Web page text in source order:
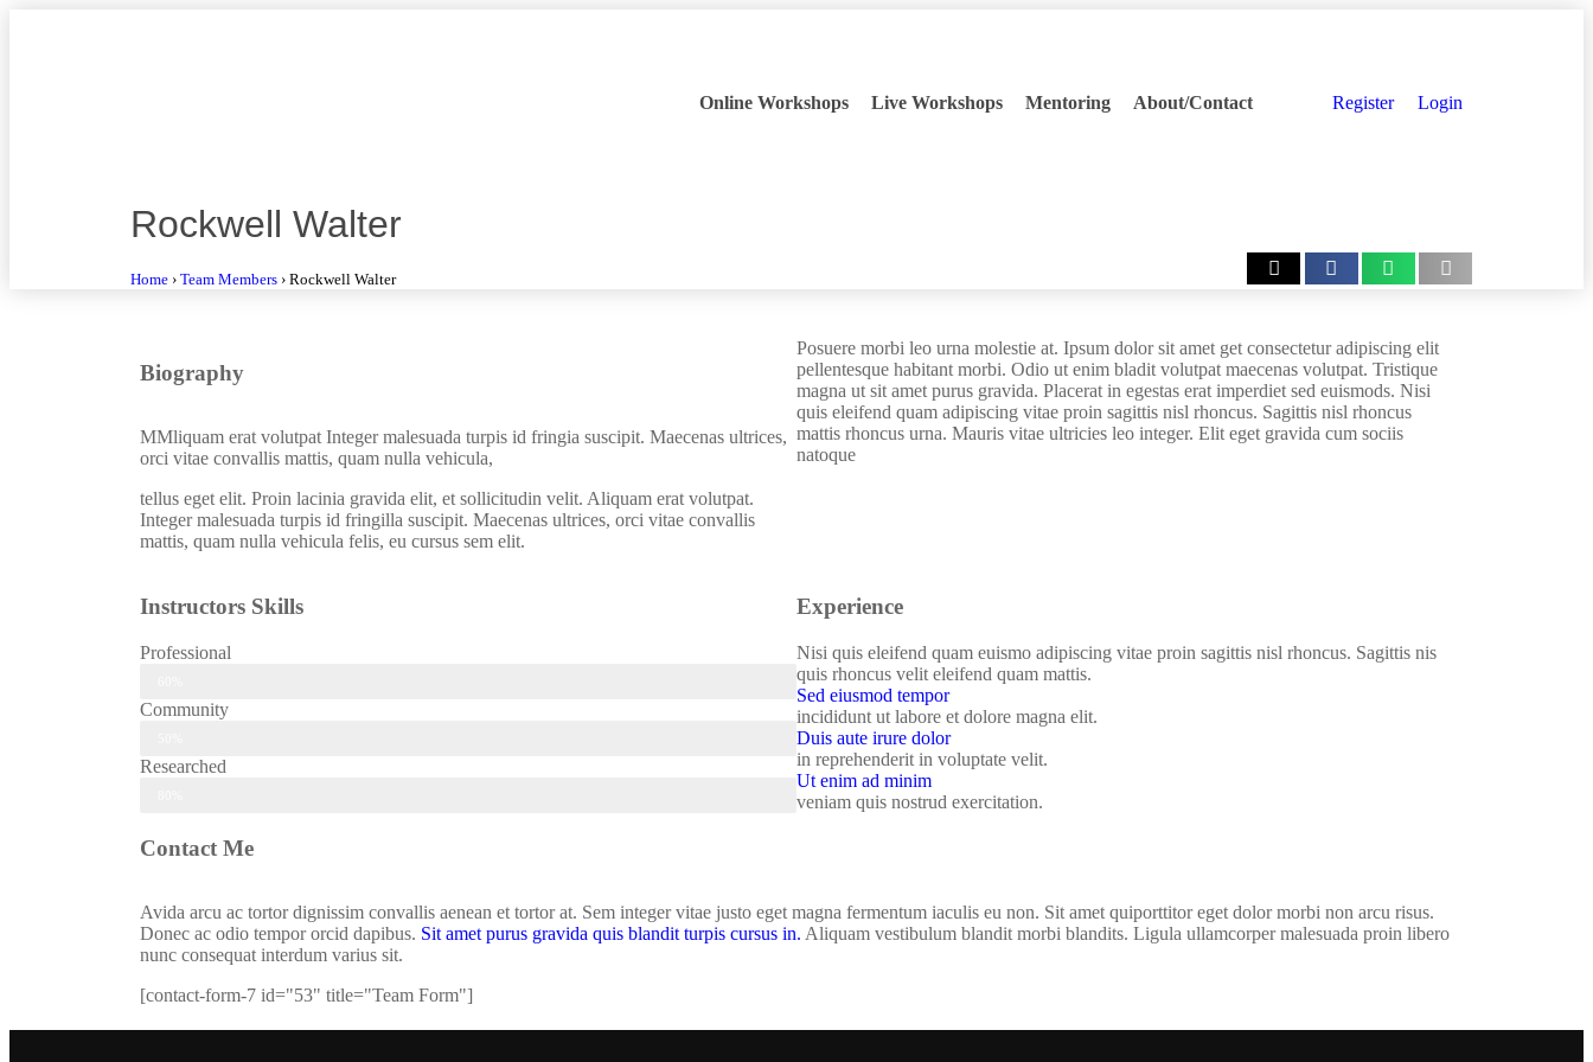
Online Workshops Live Workshops Mentoring About/Contact Register Login
Rockwell Walter
Home › Team Members › Rockwell Walter
Biography
MMliquam erat volutpat Integer malesuada turpis id fringia suscipit. Maecenas ultrices,
orci vitae convallis mattis, quam nulla vehicula,
tellus eget elit. Proin lacinia gravida elit, et sollicitudin velit. Aliquam erat volutpat.
Integer malesuada turpis id fringilla suscipit. Maecenas ultrices, orci vitae convallis
mattis, quam nulla vehicula felis, eu cursus sem elit.
Posuere morbi leo urna molestie at. Ipsum dolor sit amet get consectetur adipiscing elit
pellentesque habitant morbi. Odio ut enim bladit volutpat maecenas volutpat. Tristique
magna ut sit amet purus gravida. Placerat in egestas erat imperdiet sed euismods. Nisi
quis eleifend quam adipiscing vitae proin sagittis nisl rhoncus. Sagittis nisl rhoncus
mattis rhoncus urna. Mauris vitae ultricies leo integer. Elit eget gravida cum sociis
natoque
Instructors Skills
Professional
Community
Researched
Experience
Nisi quis eleifend quam euismo adipiscing vitae proin sagittis nisl rhoncus. Sagittis nis
quis rhoncus velit eleifend quam mattis.
Sed eiusmod tempor
incididunt ut labore et dolore magna elit.
Duis aute irure dolor
in reprehenderit in voluptate velit.
Ut enim ad minim
veniam quis nostrud exercitation.
Contact Me
Avida arcu ac tortor dignissim convallis aenean et tortor at. Sem integer vitae justo eget magna fermentum iaculis eu non. Sit amet quiporttitor eget dolor morbi non arcu risus.
Donec ac odio tempor orcid dapibus. Sit amet purus gravida quis blandit turpis cursus in. Aliquam vestibulum blandit morbi blandits. Ligula ullamcorper malesuada proin libero
nunc consequat interdum varius sit.
[contact-form-7 id="53" title="Team Form"]